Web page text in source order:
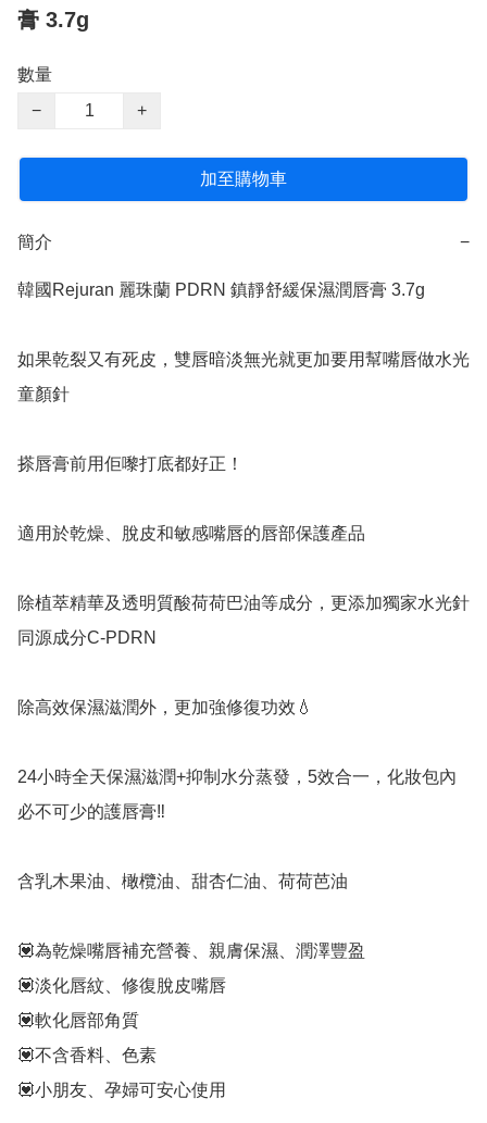
膏 3.7g
數量
−
+
加至購物車
簡介 −
韓國Rejuran 麗珠蘭 PDRN 鎮靜舒緩保濕潤唇膏 3.7g
如果乾裂又有死皮，雙唇暗淡無光就更加要用幫嘴唇做水光
童顏針
搽唇膏前用佢嚟打底都好正！
適用於乾燥、脫皮和敏感嘴唇的唇部保護產品
除植萃精華及透明質酸荷荷巴油等成分，更添加獨家水光針
同源成分C-PDRN
除高效保濕滋潤外，更加強修復功效💧
24小時全天保濕滋潤+抑制水分蒸發，5效合一，化妝包內
必不可少的護唇膏‼️
含乳木果油、橄欖油、甜杏仁油、荷荷芭油
💟為乾燥嘴唇補充營養、親膚保濕、潤澤豐盈
💟淡化唇紋、修復脫皮嘴唇
💟軟化唇部角質
💟不含香料、色素
💟小朋友、孕婦可安心使用